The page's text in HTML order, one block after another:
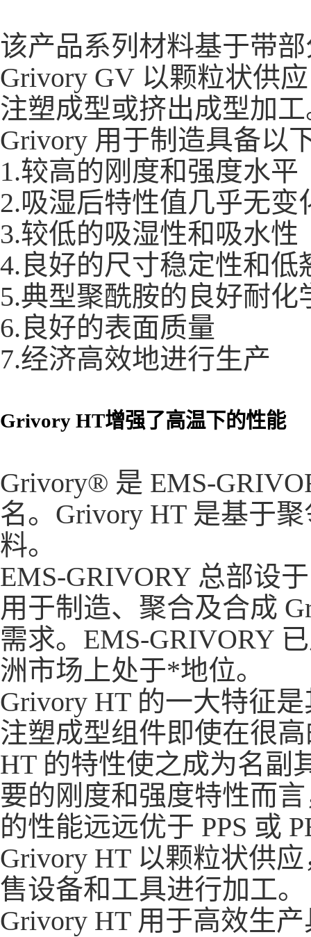
该产品系列材料基于带
Grivory GV 以颗粒状供
注塑成型或挤出成型加
Grivory 用于制造具备以
1.较高的刚度和强度水平
2.吸湿后特性值几乎无变
3.较低的吸湿性和吸水性
4.良好的尺寸稳定性和低
5.典型聚酰胺的良好耐化
6.良好的表面质量
7.经济高效地进行生产
Grivory HT增强了高温下的性能
Grivory® 是 EMS-
名。Grivory HT 是基于
料。
EMS-GRIVORY 总部设
用于制造、聚合及合成
需求。EMS-GRIVORY
洲市场上处于*地位。
Grivory HT 的一大特征
注塑成型组件即使在很
HT 的特性使之成为名副
要的刚度和强度特性而
的性能远远优于 PPS 或
Grivory HT 以颗粒状供
售设备和工具进行加工。
Grivory HT 用于高效生